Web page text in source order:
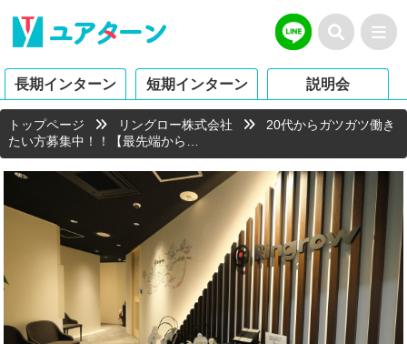
長期インターン 短期インターン 説明会
トップページ リングロー株式会社
20代からガツガツ働き
たい方募集中！！【最先端から…